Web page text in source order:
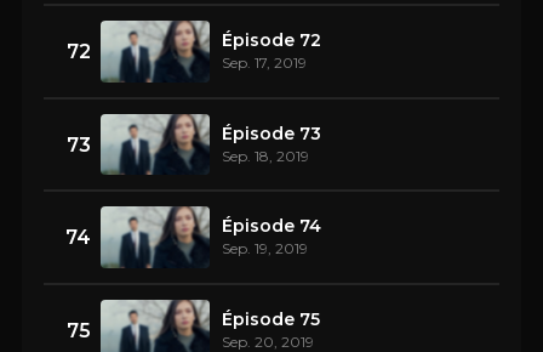
72 Épisode 72
Sep. 17, 2019
73 Épisode 73
Sep. 18, 2019
74 Épisode 74
Sep. 19, 2019
75 Épisode 75
Sep. 20, 2019